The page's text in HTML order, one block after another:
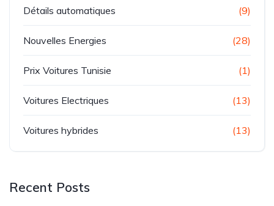
Détails automatiques (9)
Nouvelles Energies (28)
Prix Voitures Tunisie (1)
Voitures Electriques (13)
Voitures hybrides (13)
Recent Posts